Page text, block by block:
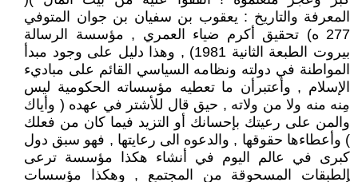
المعرفة والتاريخ : يعقوب بن سفيان بن جوان المتوفي
277 ه) تحقيق أكرم ضياء العمري , مؤسسة الرسالة
بيروت الطبعة الثانية 1981) , وهذا دليل على وجود مبدأ
المواطنة في دولته ونظامه السياسي القائم على مباديء
الإسلام , وأعتبرأن ما تعطيه مؤسساته الحكومية ليس
مِنه منه ولا من ولاته , حيق قال للأشتر في عهده ( وأياك
والمن على رعيتك بإحسانك أو التزيد فيما كان من فعلك
) وأعطاءها حقوقها , والدعوه الى رعايتها , فهو سبق دول
كبرى في عالم اليوم في أنشاء هكذا مؤسسة ترعى
الطبقات المسحوقة من المجتمع , وهكذا مؤسسات